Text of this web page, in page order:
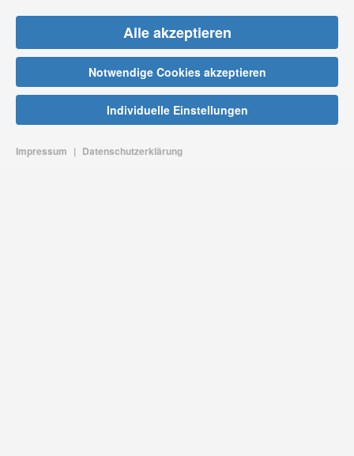
Alle akzeptieren
Notwendige Cookies akzeptieren
Impressum | Datenschutzerklärung
Individuelle Einstellungen